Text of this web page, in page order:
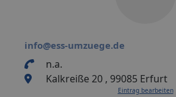
info@ess-umzuege.de
n.a.
Kalkreiße 20 , 99085 Erfurt
Eintrag bearbeiten